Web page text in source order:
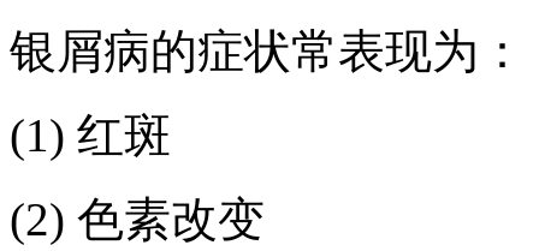
银屑病的症状常表现为：
(1) 红斑
(2) 色素改变